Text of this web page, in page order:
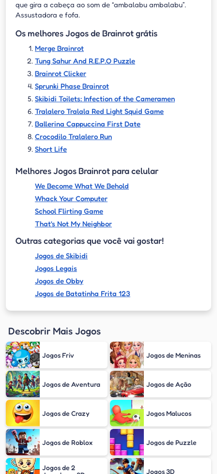
que gira a cabeça ao som de “ambalabu ambalabu”.
Assustadora e fofa.
Os melhores Jogos de Brainrot grátis
Merge Brainrot
Tung Sahur And R.E.P.O Puzzle
Brainrot Clicker
Sprunki Phase Brainrot
Skibidi Toilets: Infection of the Cameramen
Tralalero Tralala Red Light Squid Game
Ballerina Cappuccina First Date
Crocodilo Tralalero Run
Short Life
Melhores Jogos Brainrot para celular
We Become What We Behold
Whack Your Computer
School Flirting Game
That's Not My Neighbor
Outras categorias que você vai gostar!
Jogos de Skibidi
Jogos Legais
Jogos de Obby
Jogos de Batatinha Frita 123
Descobrir Mais Jogos
Jogos Friv Jogos de Meninas
Jogos de Aventura Jogos de Ação
Jogos de Crazy Jogos Malucos
Jogos de Roblox Jogos de Puzzle
Jogos de 2
Jogos 3D